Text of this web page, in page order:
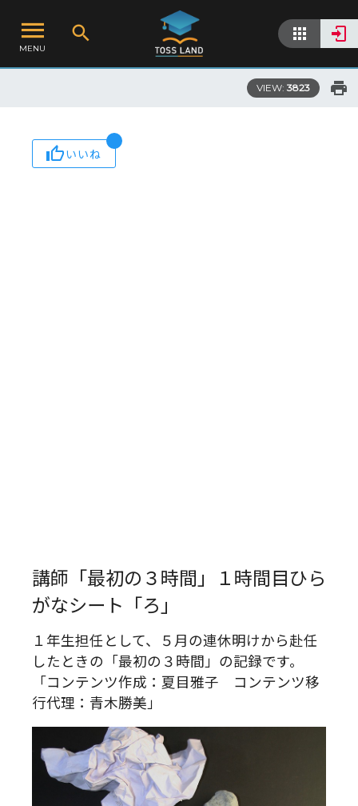
MENU
VIEW: 3823
いいね
講師「最初の３時間」１時間目ひら
がなシート「ろ」
１年生担任として、５月の連休明けから赴任
したときの「最初の３時間」の記録です。
「コンテンツ作成：夏目雅子 コンテンツ移
行代理：青木勝美」